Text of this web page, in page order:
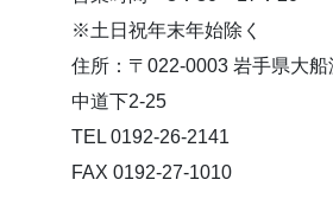
※土日祝年末年始除く
住所：〒022-0003 岩手県大
中道下2-25
TEL 0192-26-2141
FAX 0192-27-1010